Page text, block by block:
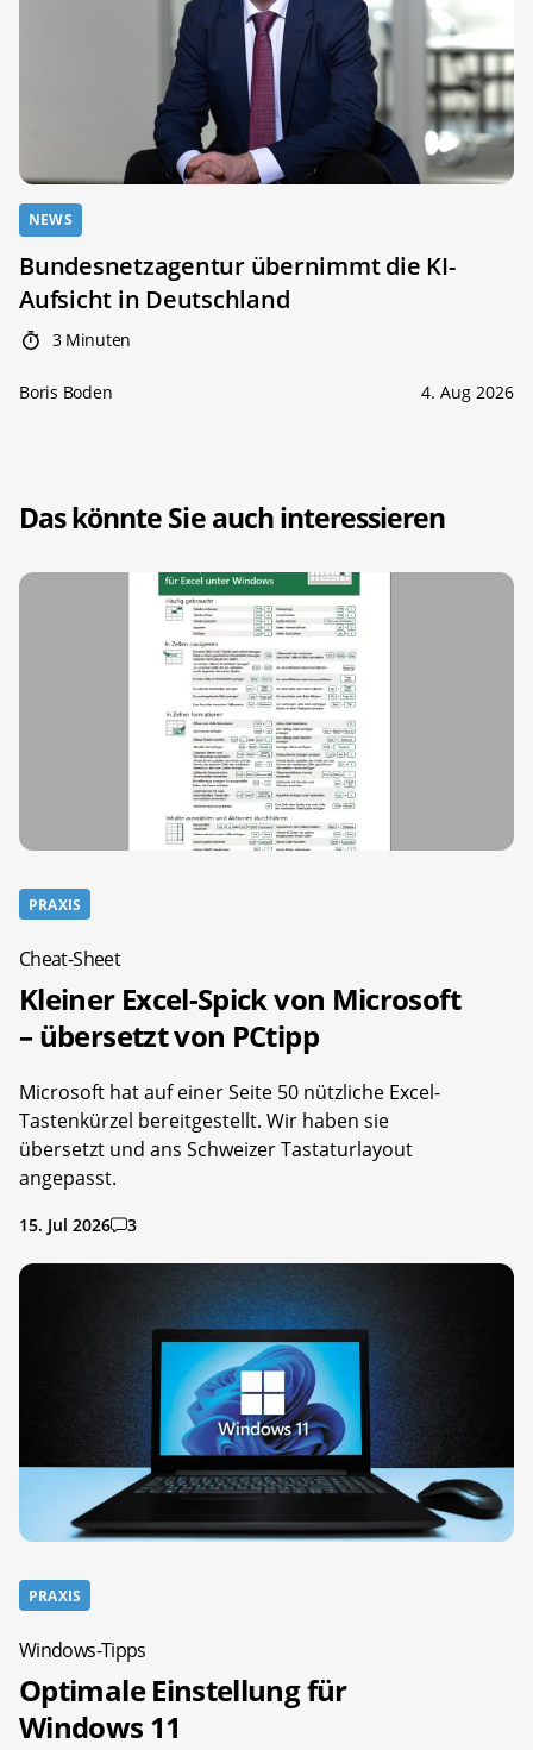
NEWS
Bundesnetzagentur übernimmt die KI-
Aufsicht in Deutschland
3 Minuten
Boris Boden 4. Aug 2026
Das könnte Sie auch interessieren
PRAXIS
Cheat-Sheet
Kleiner Excel-Spick von Microsoft
– übersetzt von PCtipp
Microsoft hat auf einer Seite 50 nützliche Excel-
Tastenkürzel bereitgestellt. Wir haben sie
übersetzt und ans Schweizer Tastaturlayout
angepasst.
15. Jul 2026 3
PRAXIS
Windows-Tipps
Optimale Einstellung für
Windows 11